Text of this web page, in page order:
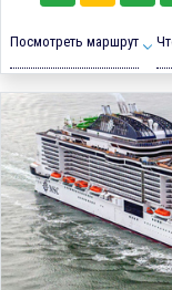
Посмотреть маршрут